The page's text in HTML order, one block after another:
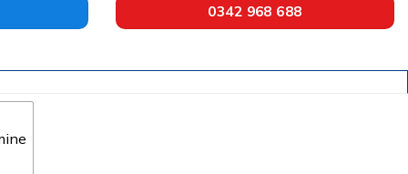
0342 968 688